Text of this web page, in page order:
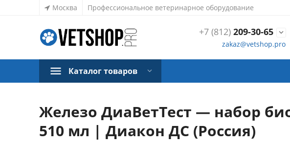
Москва Профессиональное ветеринарное оборудование
+7 (812)209-30-65 
zakaz@vetshop.pro
Каталог товаров
Железо ДиаВетТест — набор
510 мл | Диакон ДС (Россия)